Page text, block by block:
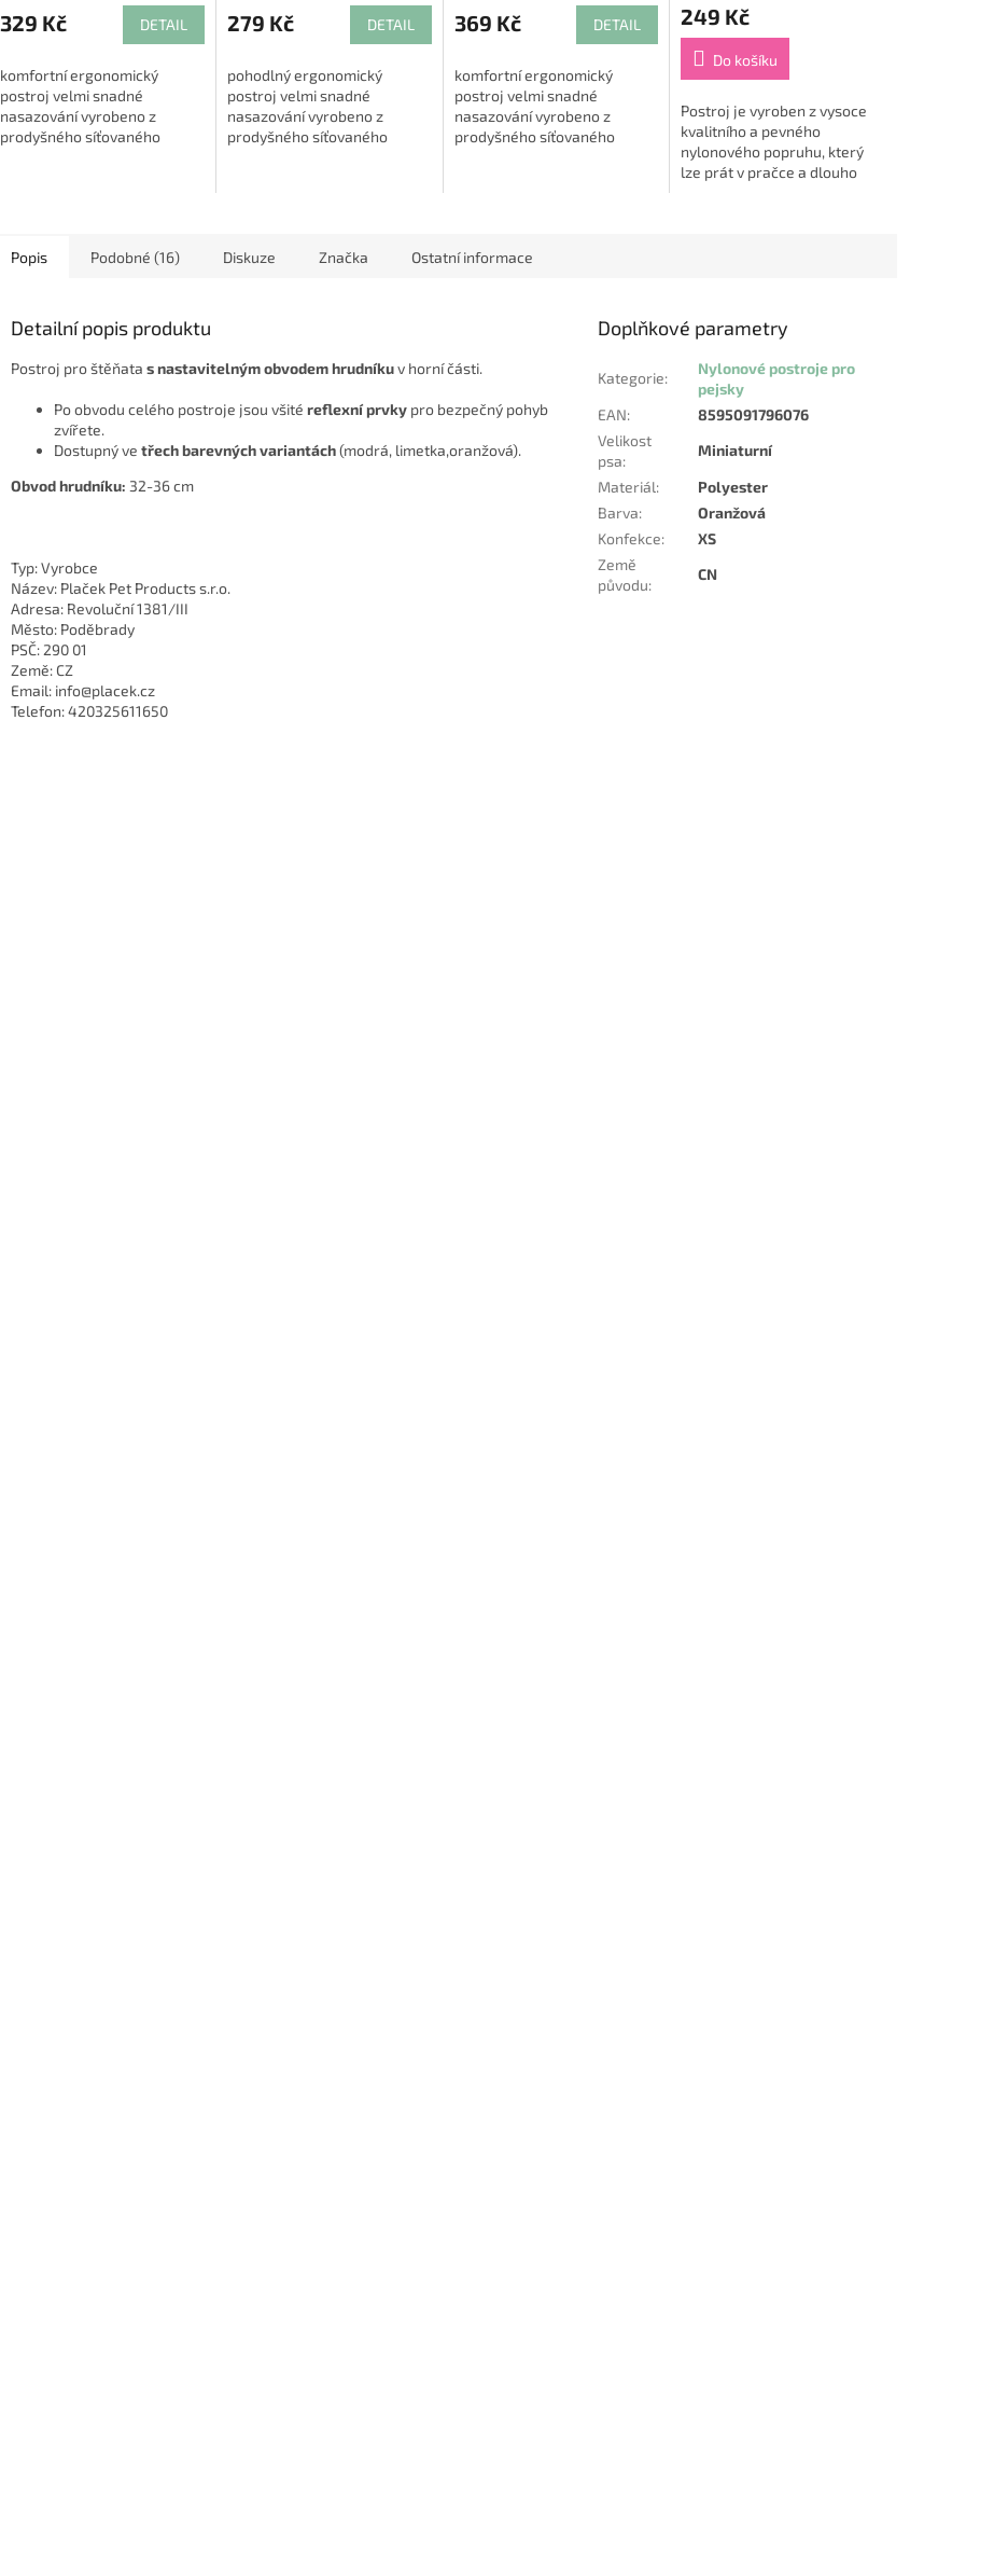
329 Kč DETAIL
komfortní ergonomický
postroj velmi snadné
nasazování vyrobeno z
prodyšného síťovaného
279 Kč DETAIL
pohodlný ergonomický
postroj velmi snadné
nasazování vyrobeno z
prodyšného síťovaného
369 Kč DETAIL
komfortní ergonomický
postroj velmi snadné
nasazování vyrobeno z
prodyšného síťovaného
249 Kč
Do košíku
Postroj je vyroben z vysoce
kvalitního a pevného
nylonového popruhu, který
lze prát v pračce a dlouho
Popis Podobné (16) Diskuze Značka Ostatní informace
Detailní popis produktu
Postroj pro štěňata s nastavitelným obvodem hrudníkuv horní části.
Po obvodu celého postroje jsou všité reflexní prvky pro bezpečný pohyb
zvířete.
Dostupný ve třech barevných variantách(modrá, limetka,oranžová).
Obvod hrudníku: 32-36 cm
Typ: Vyrobce
Název: Plaček Pet Products s.r.o.
Adresa: Revoluční 1381/III
Město: Poděbrady
PSČ: 290 01
Země: CZ
Email: info@placek.cz
Telefon: 420325611650
Doplňkové parametry
Kategorie:
Nylonové postroje pro
pejsky
EAN:
8595091796076
Velikost
psa:
Miniaturní
Materiál:
Polyester
Barva:
Oranžová
Konfekce:
XS
Země
původu:
CN